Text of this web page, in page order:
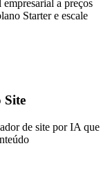
a preços
Starter e escale
Site
de site por IA que